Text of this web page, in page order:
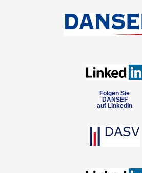
Folgen Sie
DANSEF
auf LinkedIn